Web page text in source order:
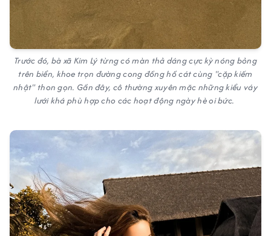
Trước đó, bà xã Kim Lý từng có màn thả dáng cực kỳ nóng bỏng
trên biển, khoe trọn đường cong đồng hồ cát cùng "cặp kiếm
nhật" thon gọn. Gần đây, cô thường xuyên mặc những kiểu váy
lưới khá phù hợp cho các hoạt động ngày hè oi bức.